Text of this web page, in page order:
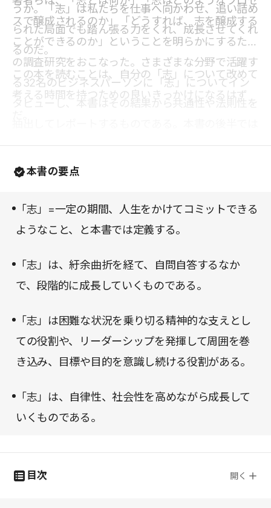
うか。「志」は私たちを仕事へ向かわせ、追い詰め
られた局面でも踏ん張る力をくれ、成長させてくれ
るのだ。
スで醸成されるのか」「どうすれば、志を醸成する
ことができるのか」ということを明らかにするため
の調査研究をおこなった。さまざまな分野で活躍す
る32名のビジネスパーソンに「志」についてイン
タビューし、本書はその結果から共通性や法則性を
たっぷりとページを割き、8人の詳細な事例を提示
している。
この本を読むことは、自分の「志」について改めて
考える時間を持つための良いきっかけになるはず
本書の要点
「志」=一定の期間、人生をかけてコミットできる
ようなこと、と本書では定義する。
「志」は、紆余曲折を経て、自問自答するなか
で、段階的に成長していくものである。
「志」は困難な状況を乗り切る精神的な支えとし
ての役割や、リーダーシップを発揮して周囲を巻
き込み、目標や目的を意識し続ける役割がある。
「志」は、自律性、社会性を高めながら成長して
いくものである。
目次 開く